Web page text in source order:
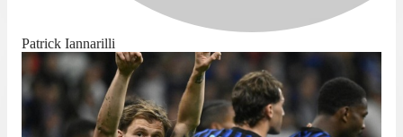
Patrick Iannarilli